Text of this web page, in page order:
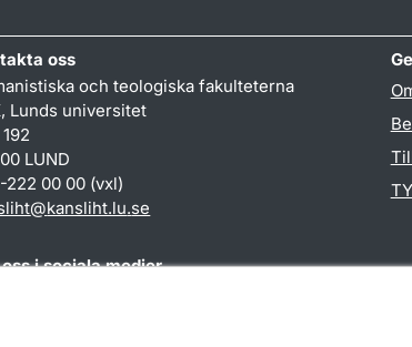
oss
och teologiska fakulteterna
Lunds universitet
LUND
222 00 00 (vxl)
@kansliht.lu.se
i sociala medier